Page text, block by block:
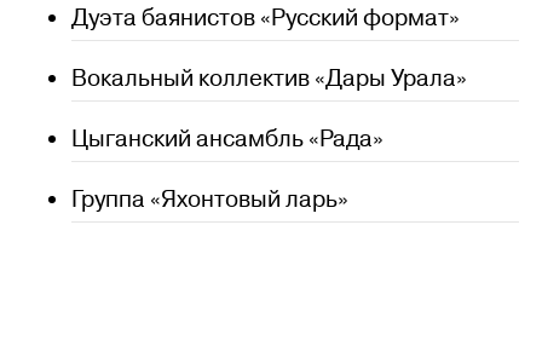
Дуэта баянистов «Русский формат»
Вокальный коллектив «Дары Урала»
Цыганский ансамбль «Рада»
Группа «Яхонтовый ларь»